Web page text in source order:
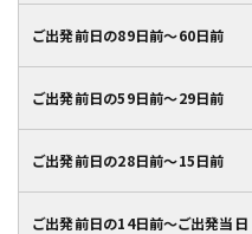
ご出発前日の89日前～60日前
ご出発前日の59日前～29日前
ご出発前日の28日前～15日前
ご出発前日の14日前～ご出発当日